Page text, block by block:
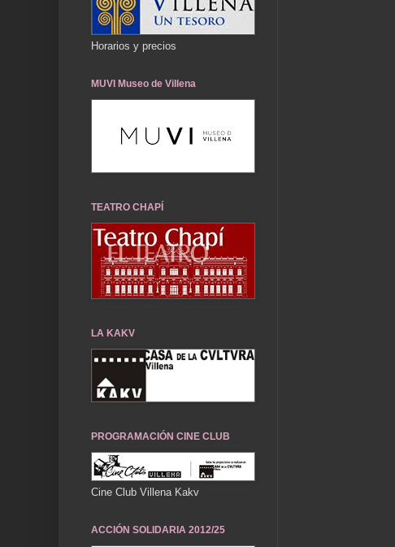
Horarios y precios
MUVI Museo de Villena
TEATRO CHAPÍ
LA KAKV
PROGRAMACIÓN CINE CLUB
Cine Club Villena Kakv
ACCIÓN SOLIDARIA 2012/25